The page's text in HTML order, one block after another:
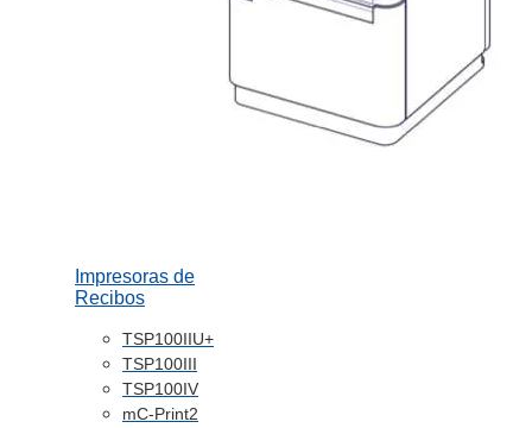
Impresoras de
Recibos
TSP100IIU+
TSP100III
TSP100IV
mC-Print2